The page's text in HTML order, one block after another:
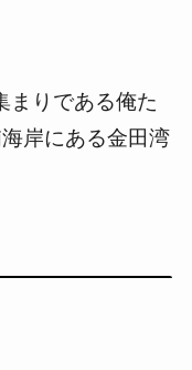
まりである俺た
岸にある金田湾